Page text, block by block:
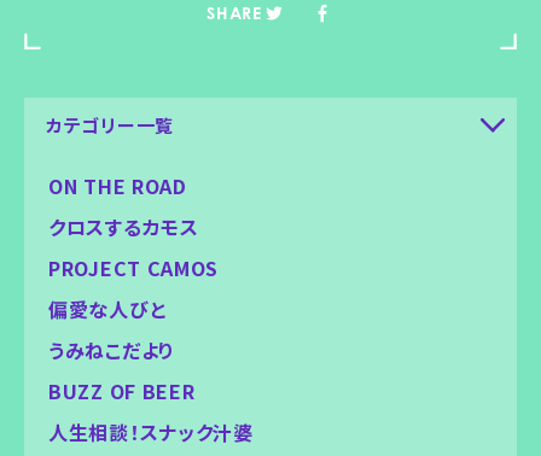
SHARE
カテゴリー一覧
ON THE ROAD
クロスするカモス
PROJECT CAMOS
偏愛な人びと
うみねこだより
BUZZ OF BEER
人生相談！スナック汁婆